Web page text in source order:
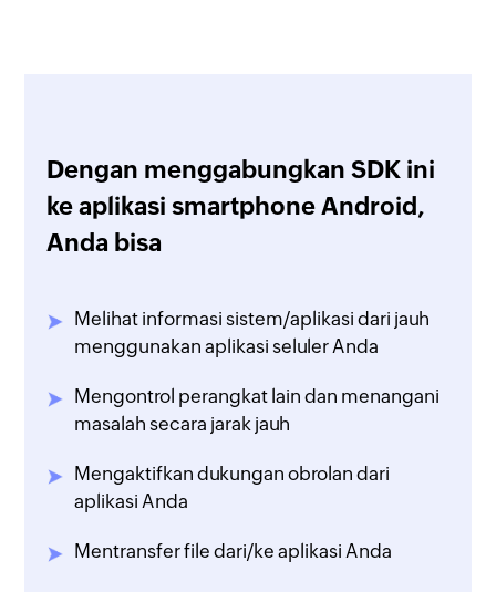
Dengan menggabungkan SDK ini
ke aplikasi smartphone Android,
Anda bisa
Melihat informasi sistem/aplikasi dari jauh
menggunakan aplikasi seluler Anda
Mengontrol perangkat lain dan menangani
masalah secara jarak jauh
Mengaktifkan dukungan obrolan dari
aplikasi Anda
Mentransfer file dari/ke aplikasi Anda